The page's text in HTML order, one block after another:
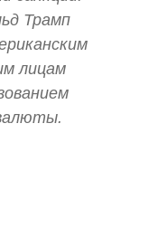
Трамп
лицам